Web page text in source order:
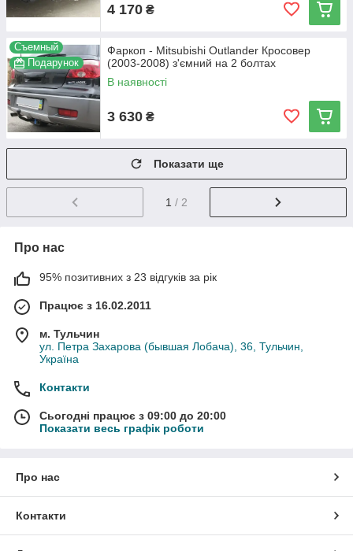
4 170 ₴
Съемный
Подарунок
Фаркоп - Mitsubishi Outlander Кросовер
(2003-2008) з'ємний на 2 болтах
В наявності
3 630 ₴
Показати ще
1 / 2
Про нас
95% позитивних з 23 відгуків за рік
Працює з 16.02.2011
м. Тульчин
ул. Петра Захарова (бывшая Лобача), 36, Тульчин,
Україна
Контакти
Сьогодні працює з 09:00 до 20:00
Показати весь графік роботи
Про нас
Контакти